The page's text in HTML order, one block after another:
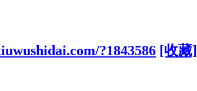
?1843586 [收藏]